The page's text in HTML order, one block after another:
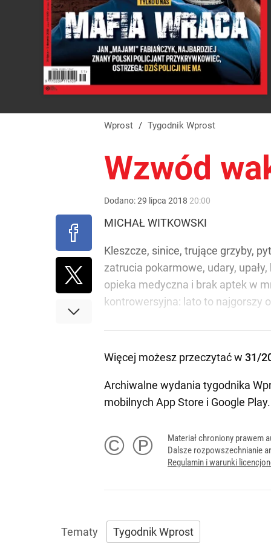
Wprost / Tygodnik Wprost
Wzwód
Dodano:29 lipca 2018 20:00
MICHAŁ WITKOWSKI
Kleszcze, sinice, trujące grzyby,
zatrucia pokarmowe, udary,
opieka medyczna i brak aptek w
kontrowersyjna: lato to najgorszy
Więcej możesz przeczytać w 31/
Archiwalne wydania tygodnika
mobilnych App Store i Google Play.
© ℗
Materiał chroniony prawem
Dalsze rozpowszechnianie
Regulamin i warunki
Tygodnik Wprost